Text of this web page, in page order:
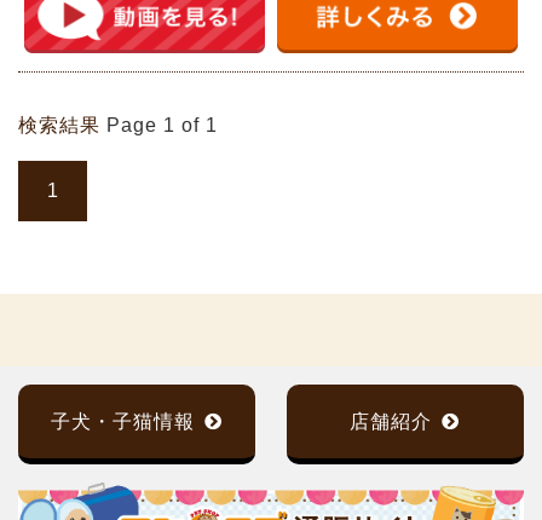
検索結果 Page 1 of 1
1
子犬・子猫情報 店舗紹介